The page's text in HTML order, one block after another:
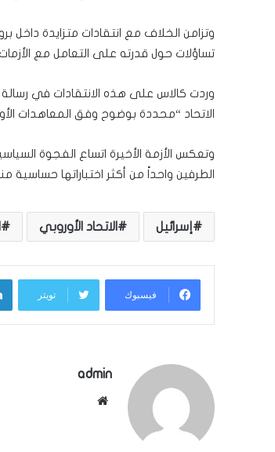
وتزامن الخلاف مع انتقادات متزايدة
تساؤلات حول قدرته على التعامل مع
وردت كالاس على هذه الانتقادات في
الاتحاد “محددة بوضوح وفق المعاهدات
وتعكس الأزمة الأخيرة اتساع الفجوة
الطرفين واحداً من أكثر اختباراتها حساسية
إسرائيل الاتحاد الأوروبي
فيسبوك تويتر
admin